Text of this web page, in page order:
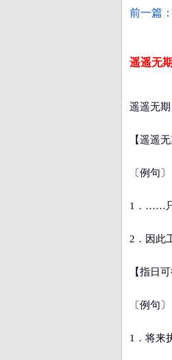
前一篇：
遥遥无期
遥遥无
【遥遥
〔例句〕
1．……只
2．因此
【指日
〔例句〕
1．将来